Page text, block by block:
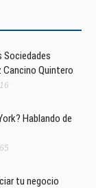
Sociedades
Cancino Quintero
Hablando de
tu negocio